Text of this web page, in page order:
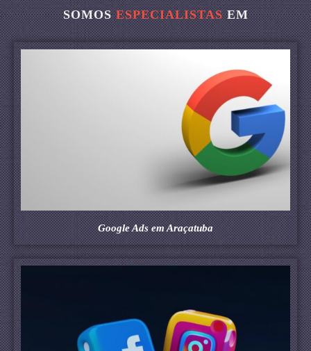
SOMOSESPECIALISTASEM
Google Ads em Araçatuba